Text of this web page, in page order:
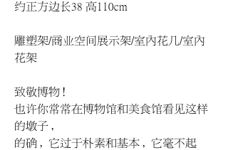
约正方边长38 高110cm
雕塑架/商业空间展示架/室内花几/室内
花架
致敬博物！
也许你常常在博物馆和美食馆看见这样
的墩子，
的确，它过于朴素和基本，它毫不起